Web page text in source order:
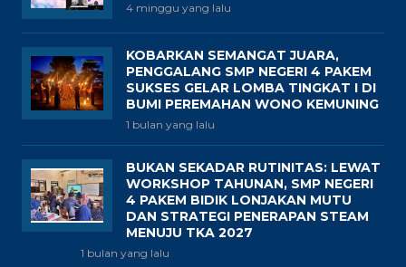
4 minggu yang lalu
KOBARKAN SEMANGAT JUARA,
PENGGALANG SMP NEGERI 4 PAKEM
SUKSES GELAR LOMBA TINGKAT I DI
BUMI PEREMAHAN WONO KEMUNING
1 bulan yang lalu
BUKAN SEKADAR RUTINITAS: LEWAT
WORKSHOP TAHUNAN, SMP NEGERI
4 PAKEM BIDIK LONJAKAN MUTU
DAN STRATEGI PENERAPAN STEAM
MENUJU TKA 2027
1 bulan yang lalu